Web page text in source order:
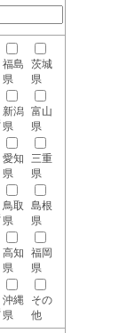
福島
県
茨城
県
新潟
県
富山
県
愛知
県
三重
県
鳥取
県
島根
県
高知
県
福岡
県
沖縄
県
その
他